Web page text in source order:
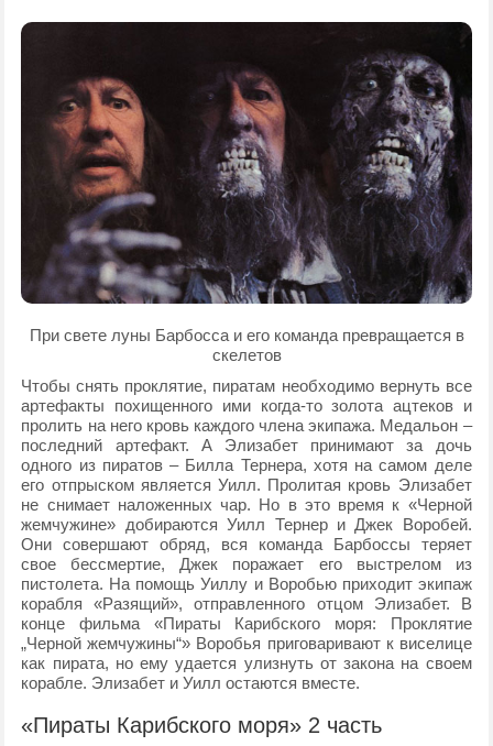
При свете луны Барбосса и его команда превращается в
скелетов
Чтобы снять проклятие, пиратам необходимо вернуть все
артефакты похищенного ими когда-то золота ацтеков и
пролить на него кровь каждого члена экипажа. Медальон –
последний артефакт. А Элизабет принимают за дочь
одного из пиратов – Билла Тернера, хотя на самом деле
его отпрыском является Уилл. Пролитая кровь Элизабет
не снимает наложенных чар. Но в это время к «Черной
жемчужине» добираются Уилл Тернер и Джек Воробей.
Они совершают обряд, вся команда Барбоссы теряет
свое бессмертие, Джек поражает его выстрелом из
пистолета. На помощь Уиллу и Воробью приходит экипаж
корабля «Разящий», отправленного отцом Элизабет. В
конце фильма «Пираты Карибского моря: Проклятие
„Черной жемчужины“» Воробья приговаривают к виселице
как пирата, но ему удается улизнуть от закона на своем
корабле. Элизабет и Уилл остаются вместе.
«Пираты Карибского моря» 2 часть